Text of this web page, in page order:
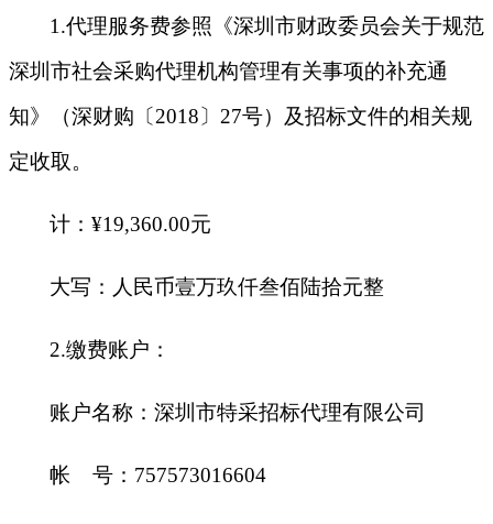
1.代理服务费参照《深圳市财政委员会关于规范
深圳市社会采购代理机构管理有关事项的补充通
知》（深财购〔2018〕27号）及招标文件的相关规
定收取。
计：¥19,360.00元
大写：人民币壹万玖仟叁佰陆拾元整
2.缴费账户：
账户名称：深圳市特采招标代理有限公司
帐 号：757573016604